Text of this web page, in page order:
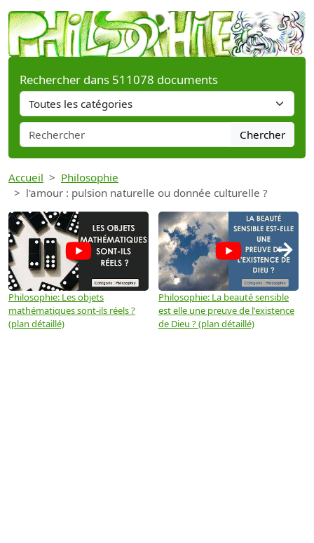
Rechercher dans 511078 documents
Chercher
Accueil
Philosophie
l'amour : pulsion naturelle ou donnée culturelle ?
Philosophie: Les objets
mathématiques sont-ils réels ?
(plan détaillé)
Philosophie: La beauté sensible
est elle une preuve de l'existence
de Dieu ? (plan détaillé)
→